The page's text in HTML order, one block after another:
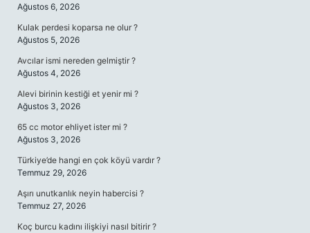
Ağustos 6, 2026
Kulak perdesi koparsa ne olur ?
Ağustos 5, 2026
Avcılar ismi nereden gelmiştir ?
Ağustos 4, 2026
Alevi birinin kestiği et yenir mi ?
Ağustos 3, 2026
65 cc motor ehliyet ister mi ?
Ağustos 3, 2026
Türkiye’de hangi en çok köyü vardır ?
Temmuz 29, 2026
Aşırı unutkanlık neyin habercisi ?
Temmuz 27, 2026
Koç burcu kadını ilişkiyi nasıl bitirir ?